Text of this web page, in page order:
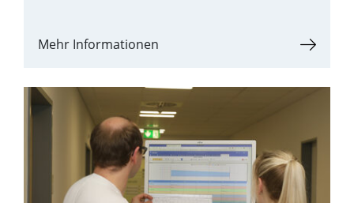
Mehr Informationen